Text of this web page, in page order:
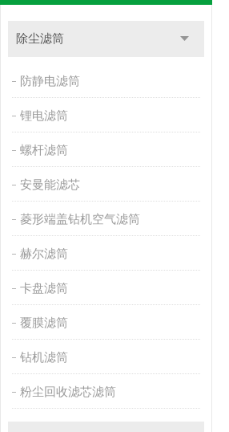
除尘滤筒
防静电滤筒
锂电滤筒
螺杆滤筒
安曼能滤芯
菱形端盖钻机空气滤筒
赫尔滤筒
卡盘滤筒
覆膜滤筒
钻机滤筒
粉尘回收滤芯滤筒